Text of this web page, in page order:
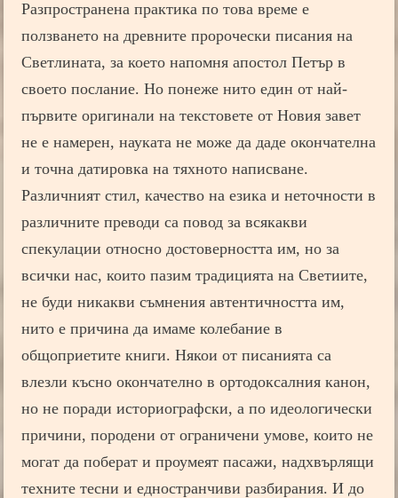
Разпространена практика по това време е
ползването на древните пророчески писания на
Светлината, за което напомня апостол Петър в
своето послание. Но понеже нито един от най-
първите оригинали на текстовете от Новия завет
не е намерен, науката не може да даде окончателна
и точна датировка на тяхното написване.
Различният стил, качество на езика и неточности в
различните преводи са повод за всякакви
спекулации относно достоверността им, но за
всички нас, които пазим традицията на Светиите,
не буди никакви съмнения автентичността им,
нито е причина да имаме колебание в
общоприетите книги. Някои от писанията са
влезли късно окончателно в ортодоксалния канон,
но не поради историографски, а по идеологически
причини, породени от ограничени умове, които не
могат да поберат и проумеят пасажи, надхвърлящи
техните тесни и едностранчиви разбирания. И до